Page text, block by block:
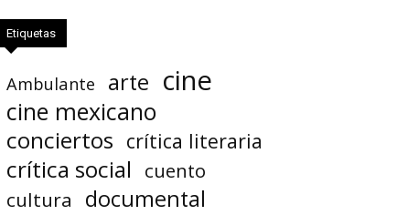
Etiquetas
Ambulante arte cine
cine mexicano
conciertos crítica literaria
crítica social
cuento
cultura
documental